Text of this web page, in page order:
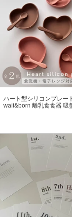
ハート型シリコンプレー
waii&born 離乳食食器 吸